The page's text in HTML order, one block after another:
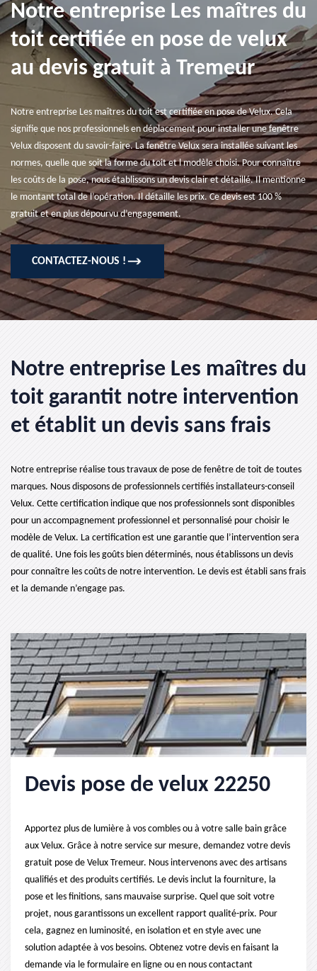
Notre entreprise Les maîtres du
toit certifiée en pose de velux
au devis gratuit à Tremeur
Notre entreprise Les maîtres du toit est certifiée en pose de Velux. Cela
signifie que nos professionnels en déplacement pour installer une fenêtre
Velux disposent du savoir-faire. La fenêtre Velux sera installée suivant les
normes, quelle que soit la forme du toit et l modèle choisi. Pour connaître
les coûts de la pose, nous établissons un devis clair et détaillé. Il mentionne
le montant total de l’opération. Il détaille les prix. Ce devis est 100 %
gratuit et en plus dépourvu d’engagement.
CONTACTEZ-NOUS !
Notre entreprise Les maîtres du
toit garantit notre intervention
et établit un devis sans frais
Notre entreprise réalise tous travaux de pose de fenêtre de toit de toutes
marques. Nous disposons de professionnels certifiés installateurs-conseil
Velux. Cette certification indique que nos professionnels sont disponibles
pour un accompagnement professionnel et personnalisé pour choisir le
modèle de Velux. La certification est une garantie que l’intervention sera
de qualité. Une fois les goûts bien déterminés, nous établissons un devis
pour connaître les coûts de notre intervention. Le devis est établi sans frais
et la demande n’engage pas.
Devis pose de velux 22250
Apportez plus de lumière à vos combles ou à votre salle bain grâce
aux Velux. Grâce à notre service sur mesure, demandez votre devis
gratuit pose de Velux Tremeur. Nous intervenons avec des artisans
qualifiés et des produits certifiés. Le devis inclut la fourniture, la
pose et les finitions, sans mauvaise surprise. Quel que soit votre
projet, nous garantissons un excellent rapport qualité-prix. Pour
cela, gagnez en luminosité, en isolation et en style avec une
solution adaptée à vos besoins. Obtenez votre devis en faisant la
demande via le formulaire en ligne ou en nous contactant